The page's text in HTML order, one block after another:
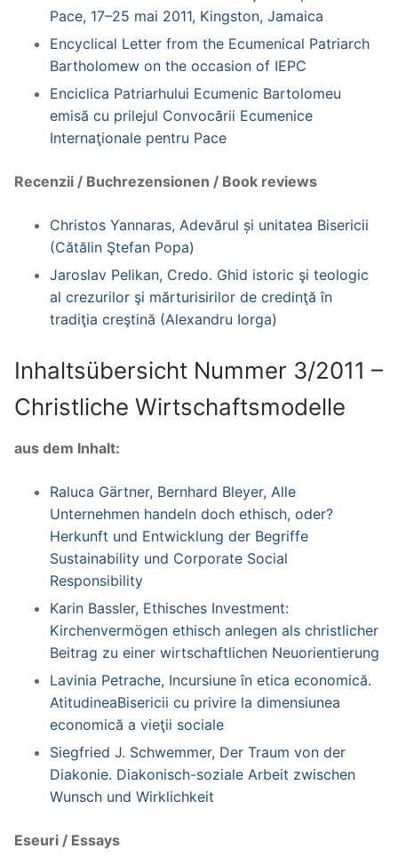
Pace, 17–25 mai 2011, Kingston, Jamaica
Encyclical Letter from the Ecumenical Patriarch
Bartholomew on the occasion of IEPC
Enciclica Patriarhului Ecumenic Bartolomeu
emisă cu prilejul Convocării Ecumenice
Internaţionale pentru Pace
Recenzii / Buchrezensionen / Book reviews
Christos Yannaras, Adevărul și unitatea Bisericii
(Cătălin Ştefan Popa)
Jaroslav Pelikan, Credo. Ghid istoric şi teologic
al crezurilor şi mărturisirilor de credinţă în
tradiţia creştină (Alexandru Iorga)
Inhaltsübersicht Nummer 3/2011 –
Christliche Wirtschaftsmodelle
aus dem Inhalt:
Raluca Gärtner, Bernhard Bleyer, Alle
Unternehmen handeln doch ethisch, oder?
Herkunft und Entwicklung der Begriffe
Sustainability und Corporate Social
Responsibility
Karin Bassler, Ethisches Investment:
Kirchenvermögen ethisch anlegen als christlicher
Beitrag zu einer wirtschaftlichen Neuorientierung
Lavinia Petrache, Incursiune în etica economică.
AtitudineaBisericii cu privire la dimensiunea
economică a vieţii sociale
Siegfried J. Schwemmer, Der Traum von der
Diakonie. Diakonisch-soziale Arbeit zwischen
Wunsch und Wirklichkeit
Eseuri / Essays